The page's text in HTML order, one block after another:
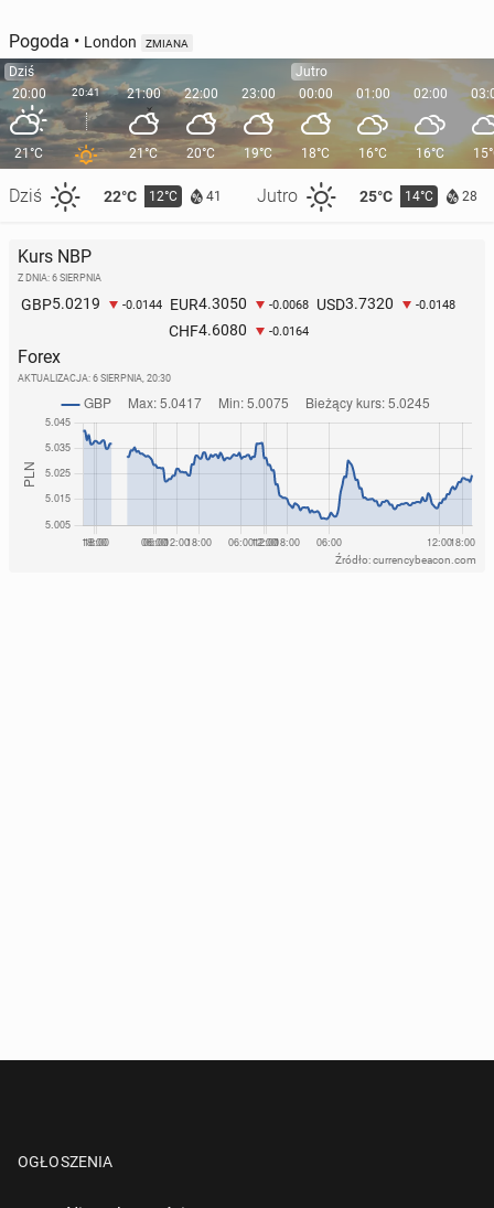
Pogoda • London ZMIANA
Dziś
20:00
21°C
Dziś 22°C 12°C 41 Jutro 25°C 14°C 28
20:41 21:00
21°C
22:00
20°C
23:00
19°C
Jutro
00:00
18°C
01:00
16°C
02:00
16°C
Kurs NBP
Z DNIA: 6 SIERPNIA
GBP5.0219 -0.0144 EUR4.3050 -0.0068 USD3.7320 -0.0148
CHF4.6080 -0.0164
Forex
AKTUALIZACJA: 6 SIERPNIA, 20:30
Źródło: currencybeacon.com
OGŁOSZENIA